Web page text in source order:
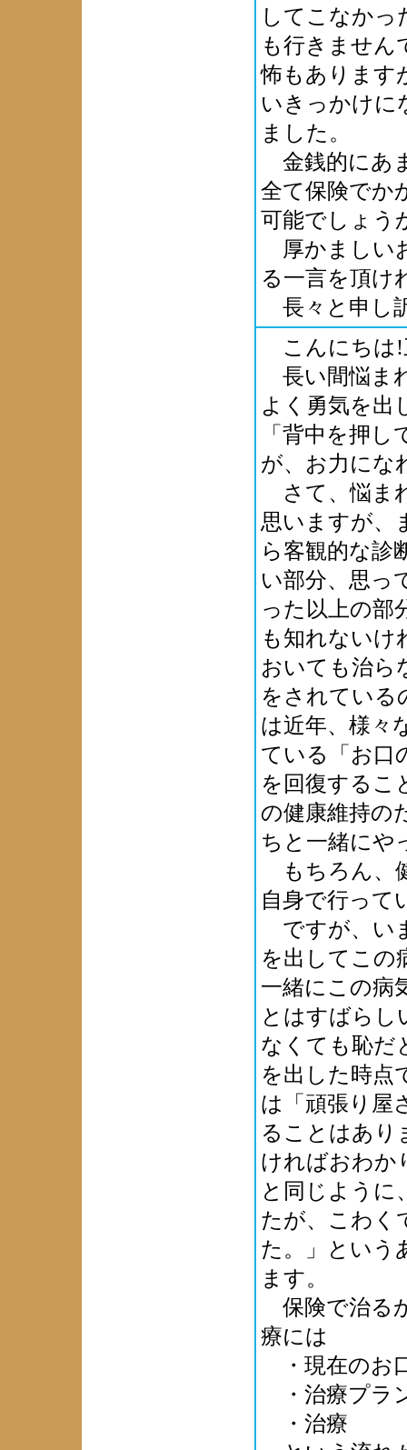
してこなかっ
も行きません
怖もあります
いきっかけに
ました。
金銭的にあ
全て保険でか
可能でしょう
厚かましい
る一言を頂け
長々と申し
こんにちは!
長い間悩ま
よく勇気を出
「背中を押
が、お力にな
さて、悩ま
思いますが、
ら客観的な診
い部分、思っ
った以上の部
も知れないけ
おいても治ら
をされている
は近年、様々
ている「お口
を回復するこ
の健康維持の
ちと一緒にや
もちろん、
自身で行って
ですが、い
を出してこの
一緒にこの病
とはすばらし
なくても恥だ
を出した時点
は「頑張り屋
ることはあり
ければおわか
と同じように
たが、こわく
た。」という
ます。
保険で治る
療には
・現在のお
・治療プラ
・治療